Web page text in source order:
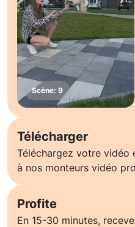
Télécharger
Téléchargez votre vidéo
à nos monteurs vidéo
Profite
En 15-30 minutes,